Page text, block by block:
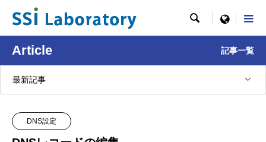
 menu
Article 記事一覧
最新記事
DNS設定